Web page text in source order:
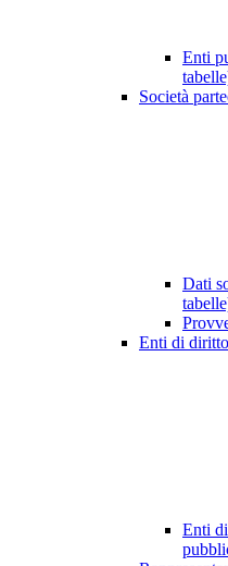
Enti
Società
Dati
Enti di
Enti